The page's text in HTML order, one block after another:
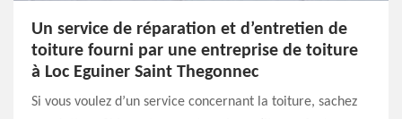
Un service de réparation et d’entretien de
toiture fourni par une entreprise de toiture
à Loc Eguiner Saint Thegonnec
Si vous voulez d’un service concernant la toiture, sachez